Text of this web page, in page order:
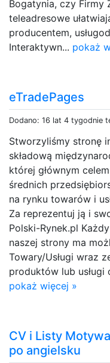
Bogatynia, czy Firmy
teleadresowe
producentem,
Interaktywn... pokaż
eTradePages
Dodano: 16 lat 4 tygodnie
Stworzyliśmy stronę
składową
której głównym
średnich
na rynku towarów i
Za reprezentuj ją i
Polski-Rynek.pl
naszej strony ma
Towary/Usługi wraz
produktów lub usługi
pokaż więcej »
CV i Listy
po angielsku